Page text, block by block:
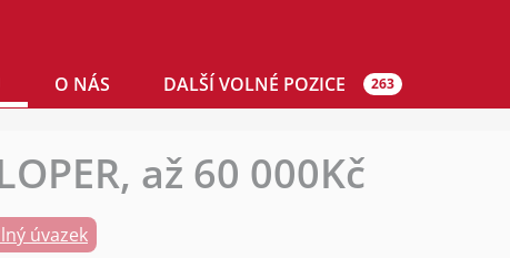
O NÁS DALŠÍ VOLNÉ POZICE 263
až 60 000Kč
úvazek